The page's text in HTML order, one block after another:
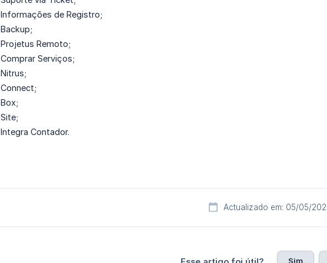
Informações de Registro;
Backup;
Projetus Remoto;
Comprar Serviços;
Nitrus;
Connect;
Box;
Site;
Integra Contador.
Actualizado em: 05/05/
Sim